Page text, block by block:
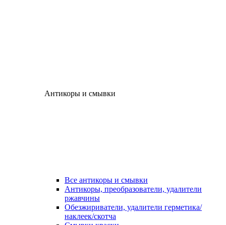
Антикоры и смывки
Все антикоры и смывки
Антикоры, преобразователи, удалители
ржавчины
Обезжириватели, удалители герметика/
наклеек/скотча